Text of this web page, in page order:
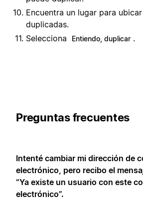
Encuentra un lugar para
duplicadas.
Selecciona
Entiendo, duplicar .
Preguntas frecuentes
Intenté cambiar mi dirección de
electrónico, pero recibo el
“Ya existe un usuario con este
electrónico”.